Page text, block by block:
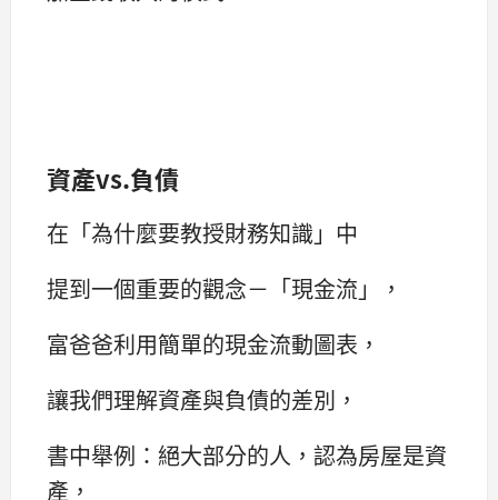
資產vs.負債
在「為什麼要教授財務知識」中
提到一個重要的觀念－「現金流」，
富爸爸利用簡單的現金流動圖表，
讓我們理解資產與負債的差別，
書中舉例：絕大部分的人，認為房屋是資
產，